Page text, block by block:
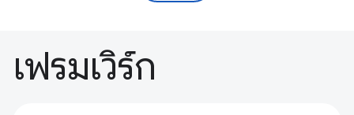
เฟรมเวิร์ก